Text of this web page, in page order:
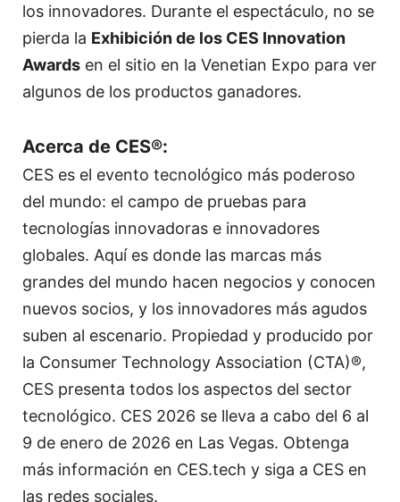
los innovadores. Durante el espectáculo, no se
pierda la Exhibición de los CES Innovation
Awards en el sitio en la Venetian Expo para ver
algunos de los productos ganadores.
Acerca de CES®:
CES es el evento tecnológico más poderoso
del mundo: el campo de pruebas para
tecnologías innovadoras e innovadores
globales. Aquí es donde las marcas más
grandes del mundo hacen negocios y conocen
nuevos socios, y los innovadores más agudos
suben al escenario. Propiedad y producido por
la Consumer Technology Association (CTA)®,
CES presenta todos los aspectos del sector
tecnológico. CES 2026 se lleva a cabo del 6 al
9 de enero de 2026 en Las Vegas. Obtenga
más información en CES.tech y siga a CES en
las redes sociales.